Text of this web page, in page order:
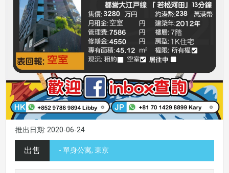
推出日期: 2020-06-24
出售 - 單身公寓, 東京